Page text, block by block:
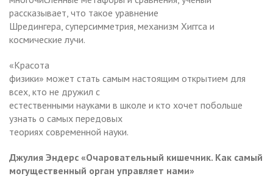
рассказывает, что такое уравнение
Шредингера, суперсимметрия, механизм Хиггса и
космические лучи.
«Красота
физики» может стать самым настоящим открытием для
всех, кто не дружил с
естественными науками в школе и кто хочет побольше
узнать о самых передовых
теориях современной науки.
Джулия Эндерс «Очаровательный кишечник. Как самый
могущественный орган управляет нами»